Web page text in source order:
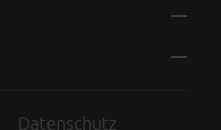
Datenschutz